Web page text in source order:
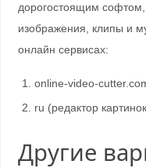
дорогостоящим софтом,
изображения, клипы и
онлайн сервисах:
online-video-
ru (редактор
Другие